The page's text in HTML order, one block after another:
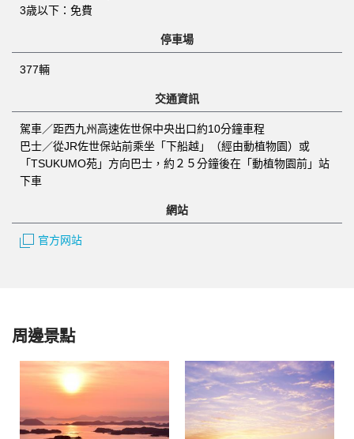
3歳以下：免費
停車場
377輛
交通資訊
駕車／距西九州高速佐世保中央出口約10分鐘車程
巴士／從JR佐世保站前乘坐「下船越」（經由動植物園）或
「TSUKUMO苑」方向巴士，約２５分鐘後在「動植物園前」站
下車
網站
官方网站
周邊景點